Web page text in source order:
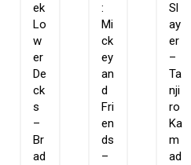
ek
Lo
w
er
De
ck
s
–
Br
ad
:
Mi
ck
ey
an
d
Fri
en
ds
–
Sl
ay
er
–
Ta
nji
ro
Ka
m
ad